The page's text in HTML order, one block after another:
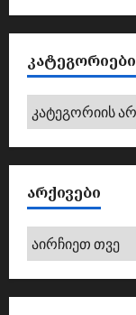
ᲙᲐᲢᲔᲒᲝᲠᲘᲔᲑᲘ
კატეგორიები
ᲐᲠᲥᲘᲕᲔᲑᲘ
არქივები